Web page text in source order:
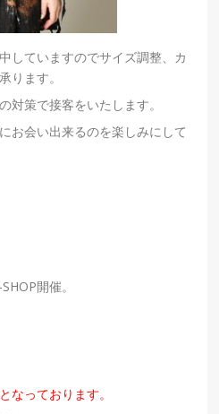
していますのでサイズ調整、カ
ります。
対策で接客をいたします。
お会い出来るのを楽しみにして
開催。
なっております。